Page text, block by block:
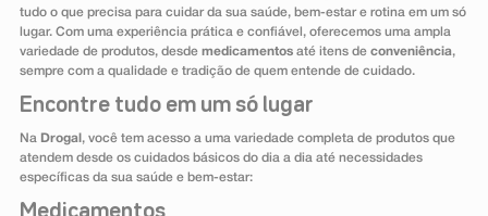
tudo o que precisa para cuidar da sua saúde, bem-estar e rotina em um só
lugar. Com uma experiência prática e confiável, oferecemos uma ampla
variedade de produtos, desde medicamentosaté itens de conveniência,
sempre com a qualidade e tradição de quem entende de cuidado.
Encontre tudo em um só lugar
Na Drogal , você tem acesso a uma variedade completa de produtos que
atendem desde os cuidados básicos do dia a dia até necessidades
específicas da sua saúde e bem-estar:
Medicamentos